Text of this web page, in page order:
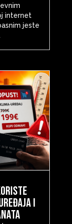
internet
jeste
i